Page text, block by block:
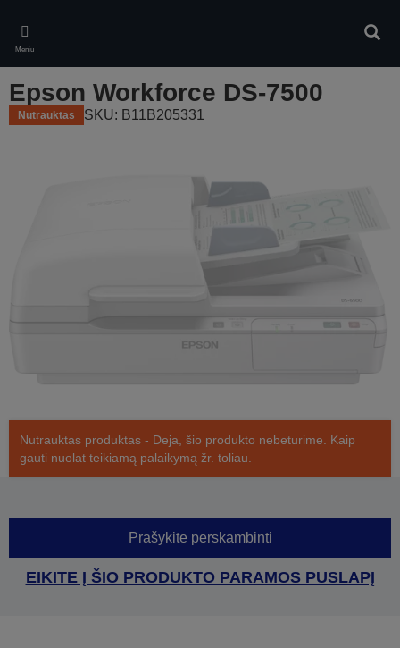
main
content
Meniu
Epson Workforce DS-7500
Nutrauktas SKU: B11B205331
Nutrauktas produktas - Deja, šio produkto nebeturime. Kaip
gauti nuolat teikiamą palaikymą žr. toliau.
Prašykite perskambinti
EIKITE Į ŠIO PRODUKTO PARAMOS PUSLAPĮ